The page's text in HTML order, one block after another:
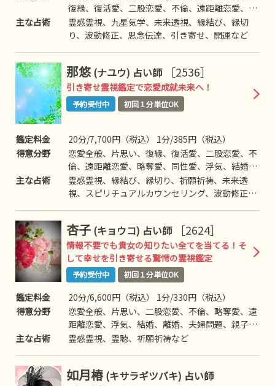
復縁、復活愛、二股恋愛、不倫、遠距離恋愛、略
奪愛、同性愛、浮気、結婚、離婚、夫婦問題、家
族/家庭問題、親子、育児、教育、介護、引っ越
主な占術
霊感霊視、九星気学、未来透視、縁結び、縁切
り、波動修正、思念伝達、引き寄せ、開運など
那悠 (ナユウ) 占い師 ［2536］
引き寄せ霊視鑑定で恋愛成就未来へ！
予約受付中 初回１分単位OK
鑑定料金
20分/7,700円（税込） 1分/385円（税込）
得意分野
恋愛全般、片思い、復縁、復活愛、二股恋愛、不
倫、遠距離恋愛、略奪愛、同性愛、浮気、結婚、
離婚、夫婦問題、家族/家庭問題、親子、育児、
教育、介護、、人間関係、仕事全般、適職、経
主な占術
霊感霊視、縁結び、縁切り、祈願祈祷、未来透
視、スピリチュアルカウンセリング、波動修正、
杏子 (キョウコ) 占い師 ［2624］
情報不要でも貴女の知りたい全てを当てる！そ
して幸せを引き寄せる驚愕の霊視鑑定
予約受付中 初回１分単位OK
鑑定料金
20分/6,600円（税込） 1分/330円（税込）
得意分野
恋愛全般、片思い、二股恋愛、不倫、略奪愛、遠
距離恋愛、浮気、結婚、離婚、夫婦問題、親子、
育児、人間関係、仕事全般、相性、ママ友、相手
主な占術 霊感霊視、霊聴、祈願祈祷など
如月椿 (キサラギツバキ) 占い師